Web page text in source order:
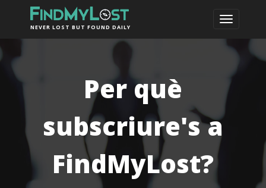
NEVER LOST BUT FOUND DAILY
Per què
subscriure's a
FindMyLost?